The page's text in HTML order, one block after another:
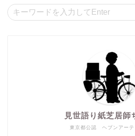
東京都公認 ヘブンアーテ
見世語り紙芝居師